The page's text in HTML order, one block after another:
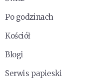
Po godzinach
Kościół
Blogi
Serwis papieski